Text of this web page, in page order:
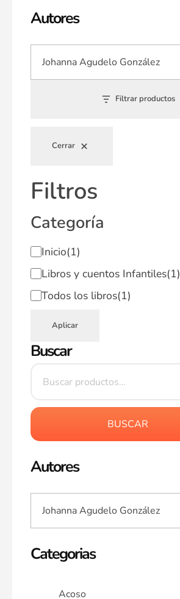
Autores
Filtrar productos
Cerrar
Filtros
Categoría
Inicio(1)
Libros y cuentos Infantiles(1)
Todos los libros(1)
Aplicar
Buscar
BUSCAR
Autores
Categorias
Acoso